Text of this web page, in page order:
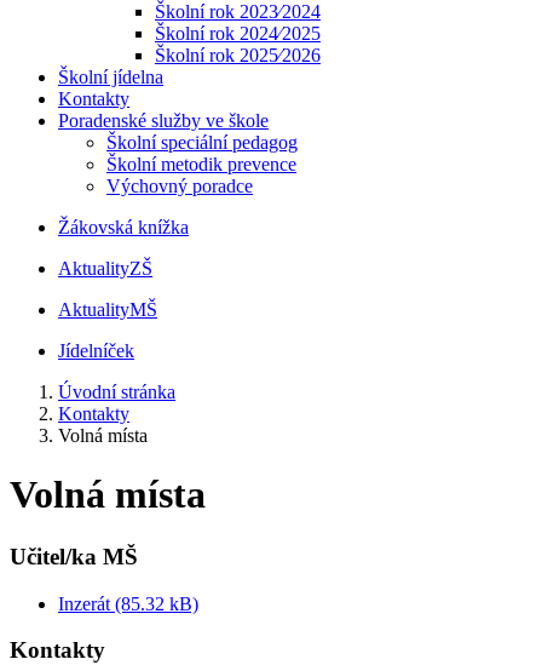
Školní rok 2023⁄2024
Školní rok 2024⁄2025
Školní rok 2025⁄2026
Školní jídelna
Kontakty
Poradenské služby ve škole
Školní speciální pedagog
Školní metodik prevence
Výchovný poradce
Žákovská knížka
AktualityZŠ
AktualityMŠ
Jídelníček
Úvodní stránka
Kontakty
Volná místa
Volná místa
Učitel/ka MŠ
Inzerát (85.32 kB)
Kontakty